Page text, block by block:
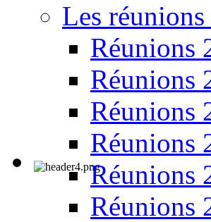
Les
Réunions
Réunions
Réunions
Réunions
Réunions
Réunions